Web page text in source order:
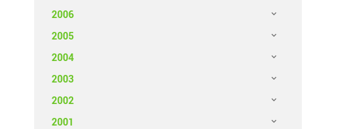
2006
2005
2004
2003
2002
2001